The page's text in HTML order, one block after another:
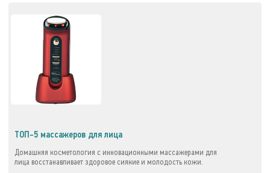
ТОП-5 массажеров для лица
Домашняя косметология с инновационными массажерами для
лица восстанавливает здоровое сияние и молодость кожи.